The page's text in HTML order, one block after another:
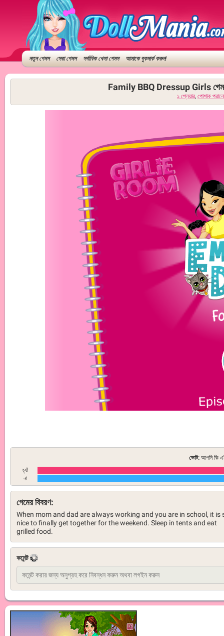
নতুন গেমস সেরা গেমস সর্বাধিক খেলা গেমস আমাকে বুকমার্ক করুন!
Family BBQ Dressup Girls গেম
১ প্লেয়ার, পোশাক পরানো
ভোট: আপনি কি
হ্যাঁ
না
গেমের বিবরণ:
When mom and dad are always working and you are in school, it is
nice to finally get together for the weekend. Sleep in tents and eat
grilled food.
কমেন্ট